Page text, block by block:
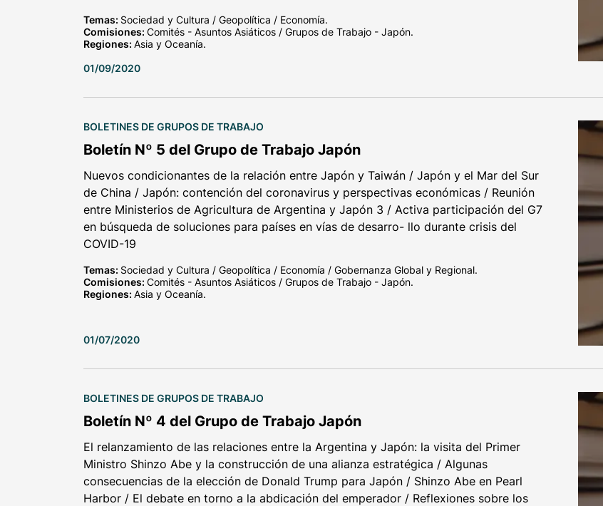
Temas: Sociedad y Cultura / Geopolítica / Economía.
Comisiones: Comités - Asuntos Asiáticos / Grupos de Trabajo - Japón.
Regiones: Asia y Oceanía.
01/09/2020
BOLETINES DE GRUPOS DE TRABAJO
Boletín Nº 5 del Grupo de Trabajo Japón
Nuevos condicionantes de la relación entre Japón y Taiwán / Japón y el Mar del Sur
de China / Japón: contención del coronavirus y perspectivas económicas / Reunión
entre Ministerios de Agricultura de Argentina y Japón 3 / Activa participación del G7
en búsqueda de soluciones para países en vías de desarro- llo durante crisis del
COVID-19
Temas: Sociedad y Cultura / Geopolítica / Economía / Gobernanza Global y Regional.
Comisiones: Comités - Asuntos Asiáticos / Grupos de Trabajo - Japón.
Regiones: Asia y Oceanía.
01/07/2020
BOLETINES DE GRUPOS DE TRABAJO
Boletín Nº 4 del Grupo de Trabajo Japón
El relanzamiento de las relaciones entre la Argentina y Japón: la visita del Primer
Ministro Shinzo Abe y la construcción de una alianza estratégica / Algunas
consecuencias de la elección de Donald Trump para Japón / Shinzo Abe en Pearl
Harbor / El debate en torno a la abdicación del emperador / Reflexiones sobre los